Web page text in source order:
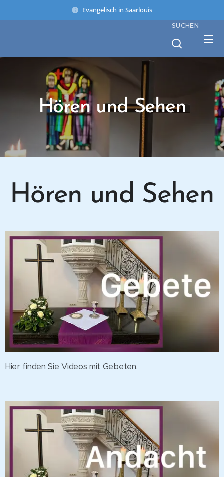
Evangelisch in Saarlouis
SUCHEN
Hören und Sehen
Hören und Sehen
Hier finden Sie Videos mit Gebeten.